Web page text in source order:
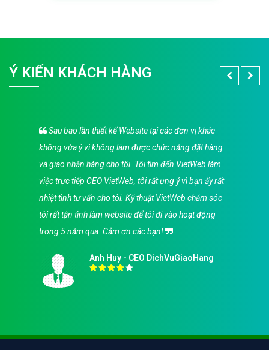
Ý KIẾN KHÁCH HÀNG
Sau bao lần thiết kế Website tại các đơn vị khác
không vừa ý vì không làm được chức năng đặt hàng
và giao nhận hàng cho tôi. Tôi tìm đến VietWeb làm
việc trực tiếp CEO VietWeb, tôi rất ưng ý vì bạn ấy rất
nhiệt tình tư vấn cho tôi. Kỹ thuật VietWeb chăm sóc
tôi rất tận tình làm website để tôi đi vào hoạt động
trong 5 năm qua. Cảm ơn các bạn!
Anh Huy - CEO DichVuGiaoHang